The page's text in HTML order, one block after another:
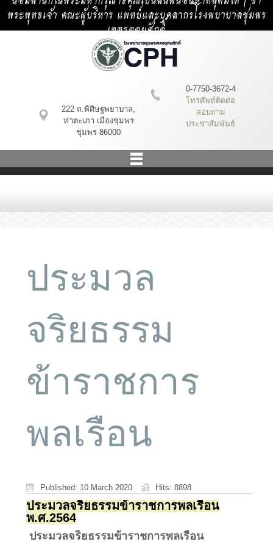
พระพุทธเจ้า คณะผู้บริหาร แพทย์และบุคลากรโรงพยาบาลชุมพร
เขตรอุดมศักดิ์
222 ถ.พิศิษฐพยาบาล,
ท่าตะเภา เมืองชุมพร
ชุมพร 86000
0-7750-3672-4
โทรศัพท์ติดต่อ
สอบถาม
ประชาสัมพันธ์
ประมวล
จริยธรรม
ข้าราชการ
พลเรือน
Published: 10 March 2020 Hits: 8898
ประมวลจริยธรรมข้าราชการพลเรือน
พ.ศ.2564
ประมวลจริยธรรมข้าราชการพลเรือน